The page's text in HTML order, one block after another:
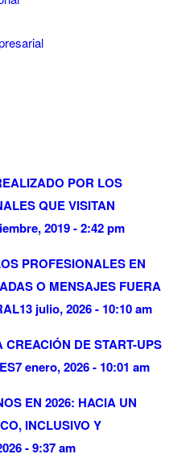
POR LOS
QUE VISITAN
2019 - 2:42 pm
PROFESIONALES EN
O MENSAJES FUERA
13 julio, 2026 - 10:10 am
DE START-UPS
7 enero, 2026 - 10:01 am
EN 2026: HACIA UN
INCLUSIVO Y
- 9:37 am